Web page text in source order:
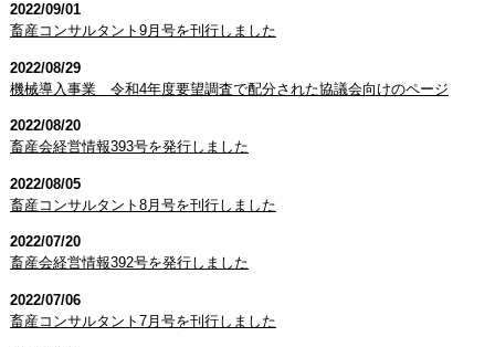
2022/09/01
畜産コンサルタント9月号を刊行しました
2022/08/29
機械導入事業 令和4年度要望調査で配分された協議会向けのページ
2022/08/20
畜産会経営情報393号を発行しました
2022/08/05
畜産コンサルタント8月号を刊行しました
2022/07/20
畜産会経営情報392号を発行しました
2022/07/06
畜産コンサルタント7月号を刊行しました